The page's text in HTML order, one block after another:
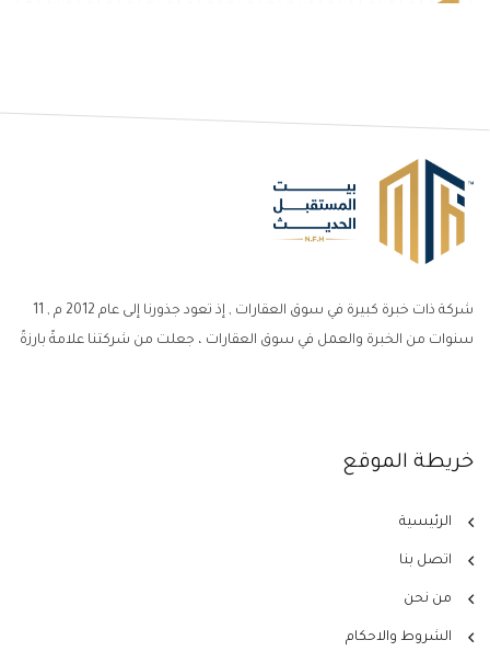
شركة ذات خبرة كبيرة في سوق العقارات , إذ تعود جذورنا إلى عام 2012 م , 11
سنوات من الخبرة والعمل في سوق العقارات ، جعلت من شركتنا علامةً بارزةً
خريطة الموقع
الرئيسية
اتصل بنا
من نحن
الشروط والاحكام